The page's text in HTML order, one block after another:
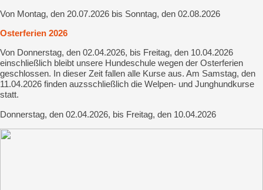
Von Montag, den 20.07.2026 bis Sonntag, den 02.08.2026
Osterferien 2026
Von Donnerstag, den 02.04.2026, bis Freitag, den 10.04.2026
einschließlich bleibt unsere Hundeschule wegen der Osterferien
geschlossen. In dieser Zeit fallen alle Kurse aus. Am Samstag, den
11.04.2026 finden auzsschließlich die Welpen- und Junghundkurse
statt.
Donnerstag, den 02.04.2026, bis Freitag, den 10.04.2026